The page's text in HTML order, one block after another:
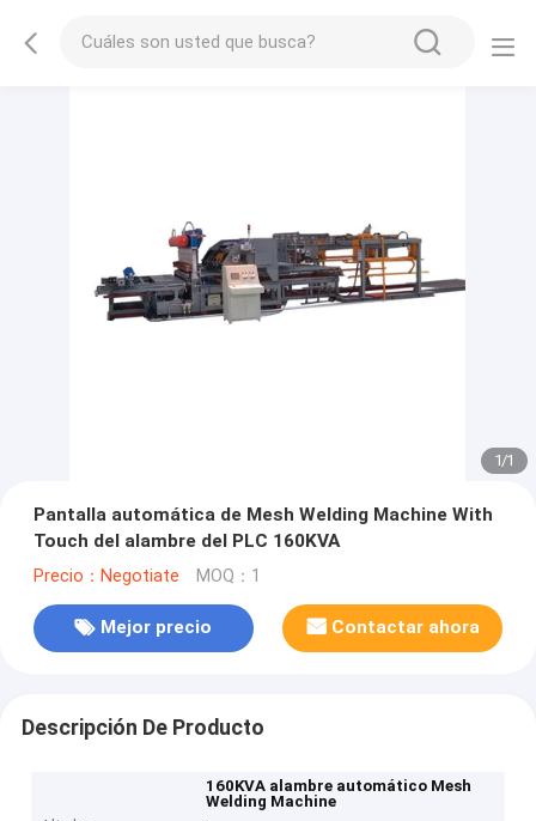
1/1
Pantalla automática de Mesh Welding Machine With
Touch del alambre del PLC 160KVA
Precio：Negotiate MOQ：1
Mejor precio Contactar ahora
Descripción De Producto
160KVA alambre automático Mesh
Welding Machine
,